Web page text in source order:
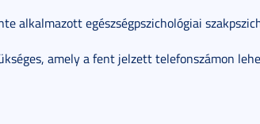
alkalmazott egészségpszichológiai
amely a fent jelzett telefonszámon